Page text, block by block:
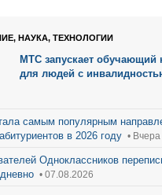
НАУКА, ТЕХНОЛОГИИ
МТС запускает обучающий
для людей с
самым популярным
в 2026 году • Вчера
Одноклассников
• 07.08.2026